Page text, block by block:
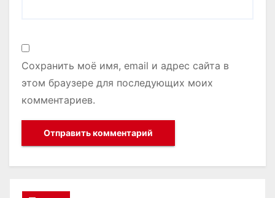
Сохранить моё имя, email и адрес сайта в
этом браузере для последующих моих
комментариев.